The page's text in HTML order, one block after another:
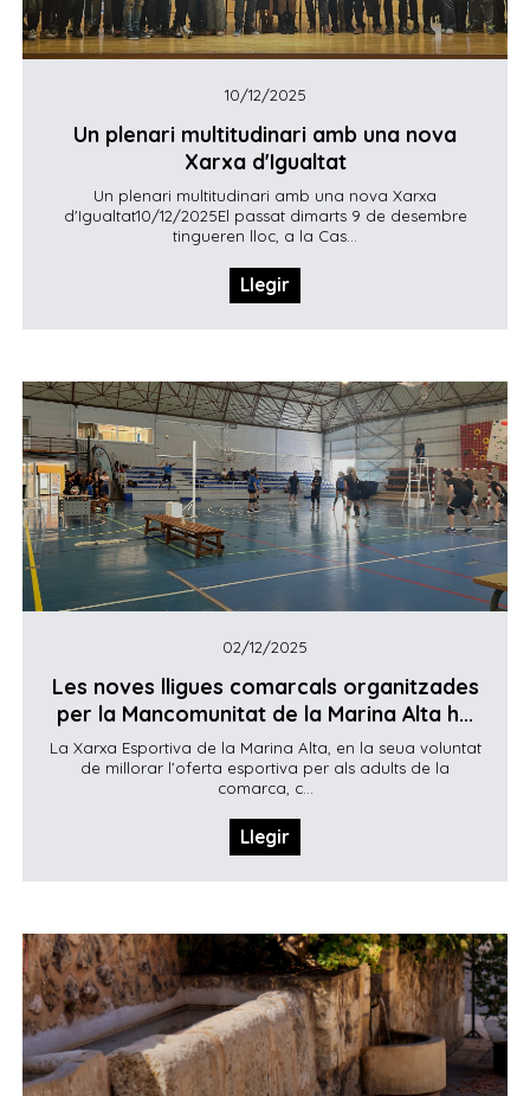
10/12/2025
Un plenari multitudinari amb una nova
Xarxa d'Igualtat
Un plenari multitudinari amb una nova Xarxa
d'Igualtat10/12/2025El passat dimarts 9 de desembre
tingueren lloc, a la Cas...
Llegir
02/12/2025
Les noves lligues comarcals organitzades
per la Mancomunitat de la Marina Alta h...
La Xarxa Esportiva de la Marina Alta, en la seua voluntat
de millorar l’oferta esportiva per als adults de la
comarca, c...
Llegir